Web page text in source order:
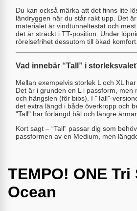
Du kan också märka att det finns lite
ländryggen när du står rakt upp. Det
materialet är vindtunneltestat och
det är sträckt i TT-position. Under
rörelsefrihet dessutom till ökad komfort.
Vad innebär “Tall” i
Mellan exempelvis storlek L och XL
Det är i grunden en L i passform, men
och hängslen (för bibs). I "Tall"-
det extra längd i både överkropp och
"Tall" har förlängd bål och längre ärmar.
Kort sagt – “Tall” passar dig som
passformen av en Medium, men
TEMPO! ONE Tri
Ocean